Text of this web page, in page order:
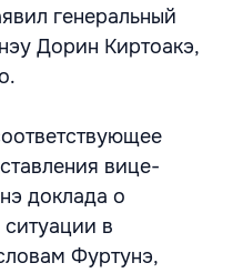
генеральный
Дорин Киртоакэ,
вице-
доклада о
в
Фуртунэ,